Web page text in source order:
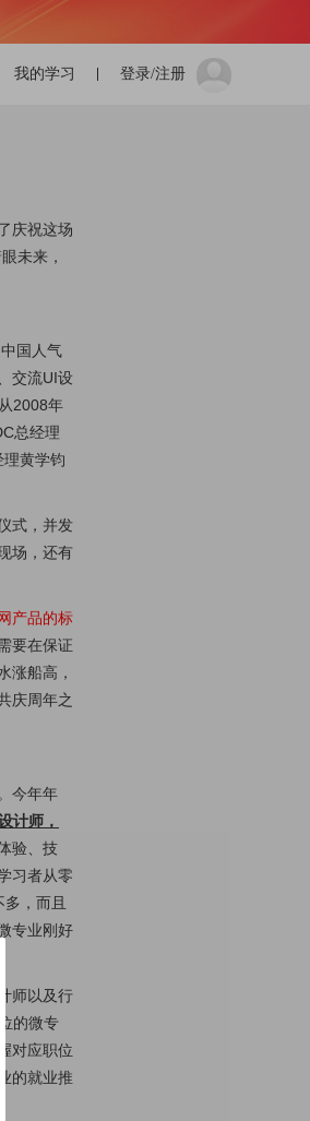
登录/注册
我的学习
庆祝这场
未来，
国人气
交流UI设
2008年
总经理
黄学钧
式，并发
场，还有
产品的标
要在保证
涨船高，
庆周年之
今年年
计师，
验、技
习者从零
，而且
专业刚好
师以及行
的微专
对应职位
的就业推